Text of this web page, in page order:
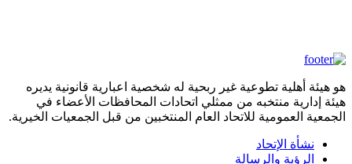
هو هيئة أهلية تطوعية غير ربحية له شخصية اعبارية قانونية يديره
هيئة إدارية منتخبه من ممثلي اتحادات المحافظات الأعضاء في
الجمعية العمومية للاتحاد العام المنتخبين من قبل الجمعيات الخيرية.
نشأة الإتحاد
الرؤية والرسالة